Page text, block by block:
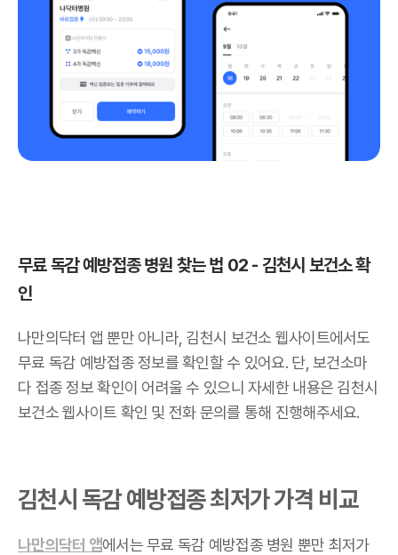
무료 독감 예방접종 병원 찾는 법 02 - 김천시 보건소 확
인
나만의닥터 앱 뿐만 아니라, 김천시 보건소 웹사이트에서도
무료 독감 예방접종 정보를 확인할 수 있어요. 단, 보건소마
다 접종 정보 확인이 어려울 수 있으니 자세한 내용은 김천시
보건소 웹사이트 확인 및 전화 문의를 통해 진행해주세요.
김천시 독감 예방접종 최저가 가격 비교
나만의닥터 앱에서는 무료 독감 예방접종 병원 뿐만 최저가